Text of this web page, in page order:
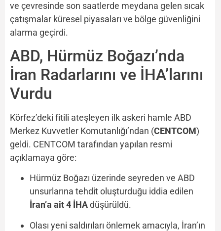
ve çevresinde son saatlerde meydana gelen sıcak
çatışmalar küresel piyasaları ve bölge güvenliğini
alarma geçirdi.
ABD, Hürmüz Boğazı’nda
İran Radarlarını ve İHA’larını
Vurdu
Körfez’deki fitili ateşleyen ilk askeri hamle ABD
Merkez Kuvvetler Komutanlığı’ndan (CENTCOM)
geldi. CENTCOM tarafından yapılan resmi
açıklamaya göre:
Hürmüz Boğazı üzerinde seyreden ve ABD
unsurlarına tehdit oluşturduğu iddia edilen
İran’a ait 4 İHAdüşürüldü.
Olası yeni saldırıları önlemek amacıyla, İran’ın